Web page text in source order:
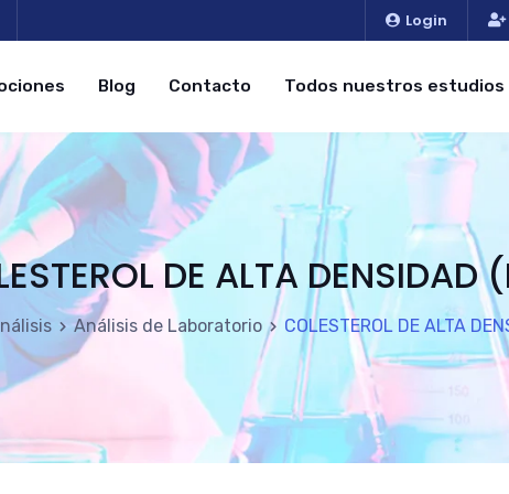
Login
Blog Contacto Todos nuestros estudios
DE ALTA DENSIDAD
Análisis de Laboratorio COLESTEROL DE ALTA